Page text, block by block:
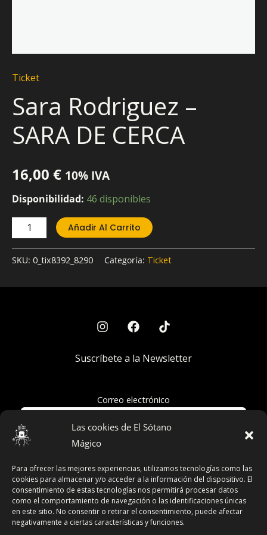
Las cookies de El Sótano
Mágico
Para ofrecer las mejores experiencias, utilizamos tecnologías como las
cookies para almacenar y/o acceder a la información del dispositivo. El
consentimiento de estas tecnologías nos permitirá procesar datos
como el comportamiento de navegación o las identificaciones únicas
en este sitio. No consentir o retirar el consentimiento, puede afectar
negativamente a ciertas características y funciones.
Ticket
Sara Rodriguez –
SARA DE CERCA
16,00 € 10% IVA
Disponibilidad: 46 disponibles
Añadir Al Carrito
SKU: 0_tix8392_8290 Categoría: Ticket
Suscríbete a la Newsletter
Correo electrónico
Acepto la política de privacidad
Términos y Condiciones